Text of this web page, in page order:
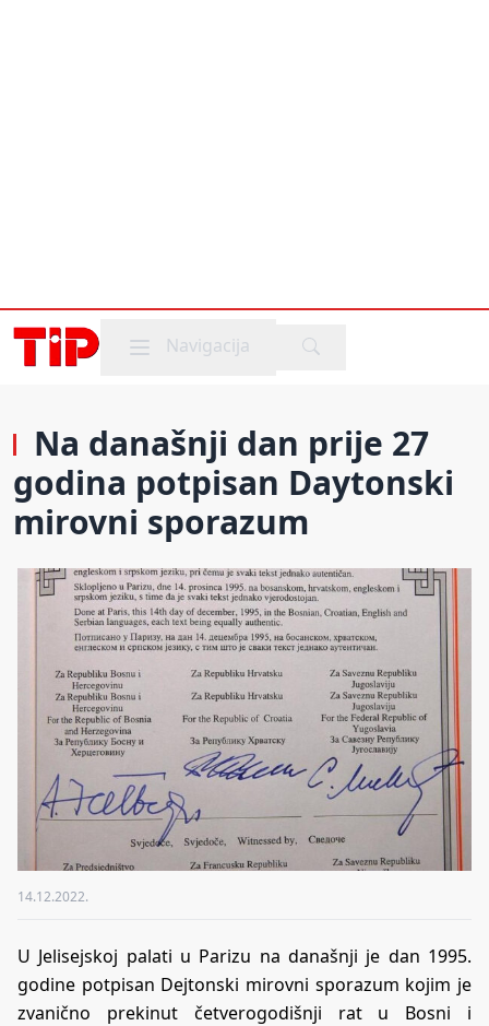
Mobile menu
Navigacija
Na današnji dan prije 27
godina potpisan Daytonski
mirovni sporazum
14.12.2022.
U Jelisejskoj palati u Parizu na današnji je dan 1995.
godine potpisan Dejtonski mirovni sporazum kojim je
zvanično prekinut četverogodišnji rat u Bosni i